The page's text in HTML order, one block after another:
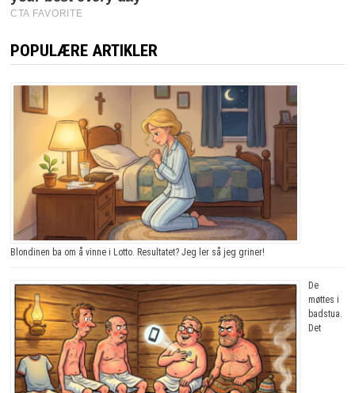
POPULÆRE ARTIKLER
Blondinen ba om å vinne i Lotto. Resultatet? Jeg ler så jeg griner!
De
møttes i
badstua.
Det